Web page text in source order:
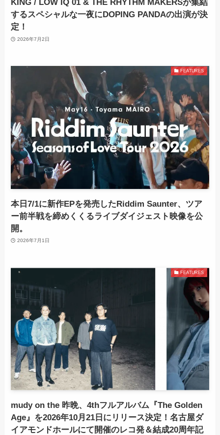
KING / LOW IQ 01 & THE RHYTHM MAKERSが集結
するスペシャルな一夜にDOPING PANDAの出演が決
定！
2026年7月2日
FEATURES
本日7/1に新作EPを発売したRiddim Saunter、ツア
ー前半戦を締めくくるライブダイジェスト映像を公
開。
2026年7月1日
FEATURES
mudy on the 昨晩、4thフルアルバム『The Golden
Age』を2026年10月21日にリリース決定！名古屋ダ
イアモンドホールにて開催のレコ発＆結成20周年記